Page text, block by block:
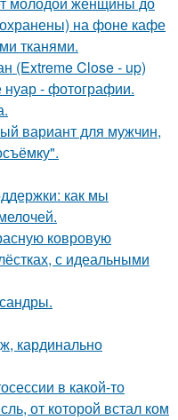
на фоне кафе
тканями.
(Extreme Close - up)
- фотографии.
вариант для мужчин,
как мы
ковровую
с идеальными
кардинально
в какой-то
от которой встал ком